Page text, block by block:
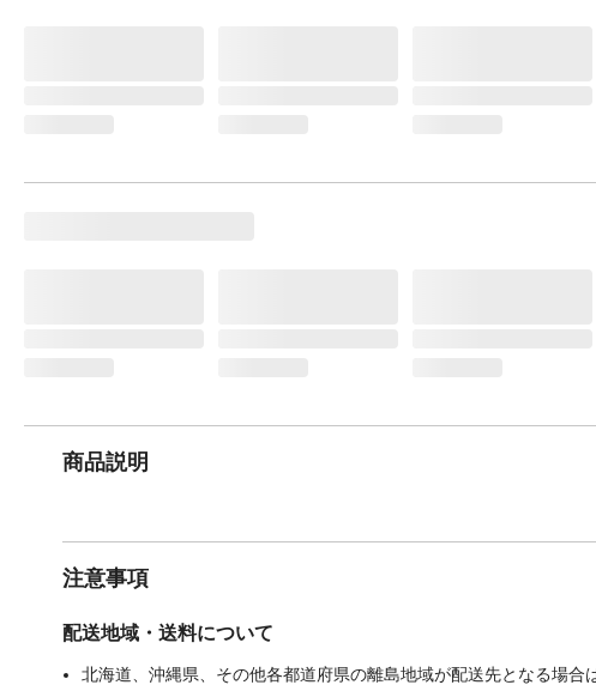
商品説明
注意事項
配送地域・送料について
北海道、沖縄県、その他各都道府県の離島地域が配送先となる場